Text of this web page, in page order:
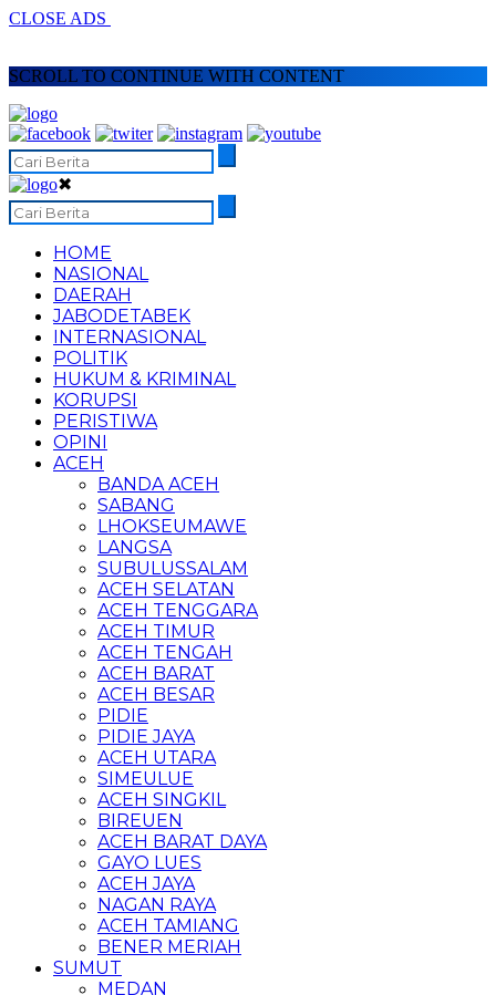
CLOSE ADS
SCROLL TO CONTINUE WITH CONTENT
✖
HOME
NASIONAL
DAERAH
JABODETABEK
INTERNASIONAL
POLITIK
HUKUM & KRIMINAL
KORUPSI
PERISTIWA
OPINI
ACEH
BANDA ACEH
SABANG
LHOKSEUMAWE
LANGSA
SUBULUSSALAM
ACEH SELATAN
ACEH TENGGARA
ACEH TIMUR
ACEH TENGAH
ACEH BARAT
ACEH BESAR
PIDIE
PIDIE JAYA
ACEH UTARA
SIMEULUE
ACEH SINGKIL
BIREUEN
ACEH BARAT DAYA
GAYO LUES
ACEH JAYA
NAGAN RAYA
ACEH TAMIANG
BENER MERIAH
SUMUT
MEDAN